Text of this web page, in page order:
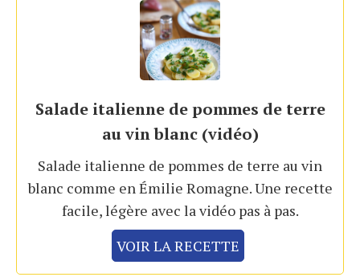
Salade italienne de pommes de terre
au vin blanc (vidéo)
Salade italienne de pommes de terre au vin
blanc comme en Émilie Romagne. Une recette
facile, légère avec la vidéo pas à pas.
VOIR LA RECETTE